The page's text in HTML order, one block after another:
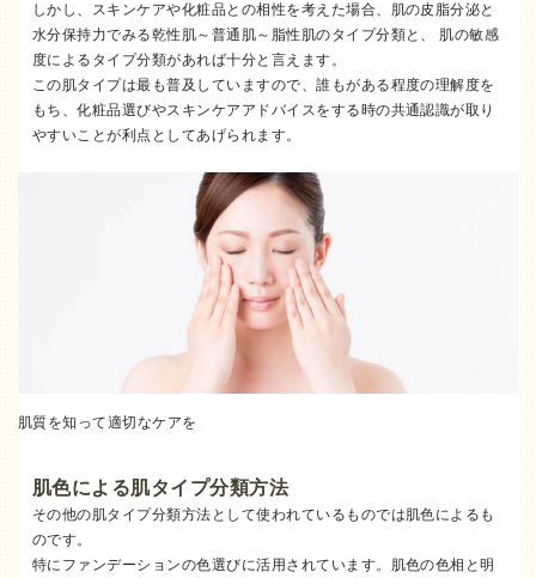
しかし、スキンケアや化粧品との相性を考えた場合、肌の皮脂分泌と
水分保持力でみる乾性肌～普通肌～脂性肌のタイプ分類と、 肌の敏感
度によるタイプ分類があれば十分と言えます。
この肌タイプは最も普及していますので、誰もがある程度の理解度を
もち、化粧品選びやスキンケアアドバイスをする時の共通認識が取り
やすいことが利点としてあげられます。
肌質を知って適切なケアを
肌色による肌タイプ分類方法
その他の肌タイプ分類方法として使われているものでは肌色によるも
のです。
特にファンデーションの色選びに活用されています。肌色の色相と明